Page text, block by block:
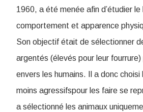
1960, a été menée afin d’étudier le
comportement et apparence
Son objectif était de sélectionner
argentés (élevés pour leur
envers les humains. Il a donc choisi
moins agressifspour les faire se
a sélectionné les animaux